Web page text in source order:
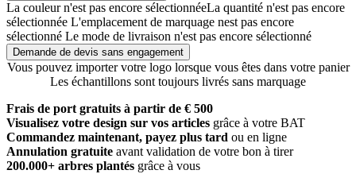
La couleur n'est pas encore sélectionnéeLa quantité n'est pas encore
sélectionnée L'emplacement de marquage nest pas encore
sélectionné Le mode de livraison n'est pas encore sélectionné
Demande de devis sans engagement
Vous pouvez importer votre logo lorsque vous êtes dans votre panier
Les échantillons sont toujours livrés sans marquage
Frais de port gratuits à partir de € 500
Visualisez votre design sur vos articles grâce à votre BAT
Commandez maintenant, payez plus tard ou en ligne
Annulation gratuite avant validation de votre bon à tirer
200.000+ arbres plantés grâce à vous